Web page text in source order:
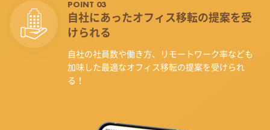
POINT 03
自社にあったオフィス移転の提案を受
けられる
自社の社員数や働き方、リモートワーク率なども
加味した最適なオフィス移転の提案を受けられ
る！